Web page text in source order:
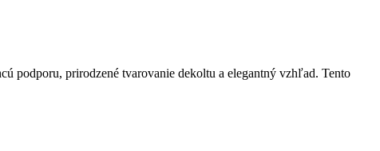
podporu, prirodzené tvarovanie dekoltu a elegantný vzhľad. Tento